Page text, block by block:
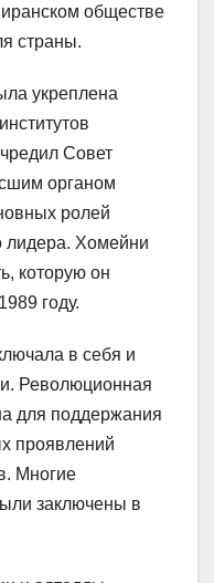
обществе
страны.
укреплена
Совет
органом
ролей
лидера. Хомейни
которую он
году.
в себя и
Революционная
для поддержания
проявлений
Многие
заключены в